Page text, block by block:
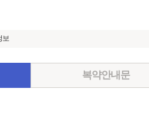
보
복약안내문